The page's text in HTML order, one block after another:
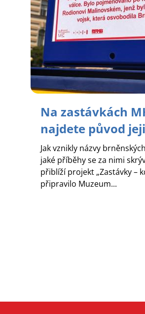
Na zastávkách
najdete původ
Jak vznikly názvy
jaké příběhy se za nimi
přiblíží projekt „Zastávky –
připravilo Muzeum...